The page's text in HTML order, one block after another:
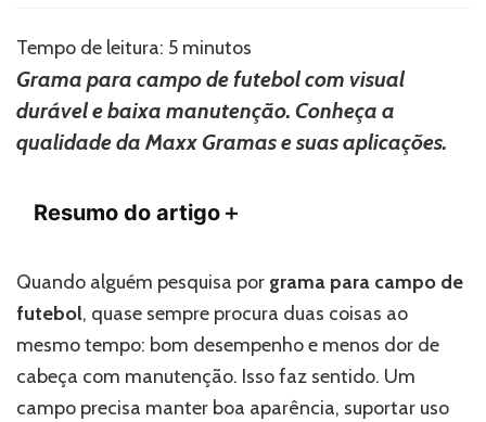
campo
futebol:
conte
com
a
Maxx
Tempo de leitura: 5 minutos
Grama para campo de futebol com visual
durável e baixa manutenção. Conheça a
qualidade da Maxx Gramas e suas aplicações.
Resumo do artigo＋
Quando alguém pesquisa por grama para campo de
futebol, quase sempre procura duas coisas ao
mesmo tempo: bom desempenho e menos dor de
cabeça com manutenção. Isso faz sentido. Um
campo precisa manter boa aparência, suportar uso